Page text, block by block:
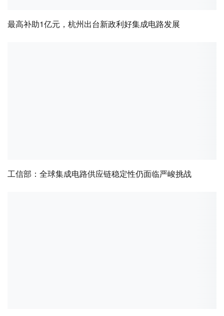
最高补助1亿元，杭州出台新政利好集成电路发展
工信部：全球集成电路供应链稳定性仍面临严峻挑战